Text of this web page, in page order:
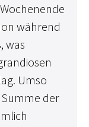
während
was
Umso
der